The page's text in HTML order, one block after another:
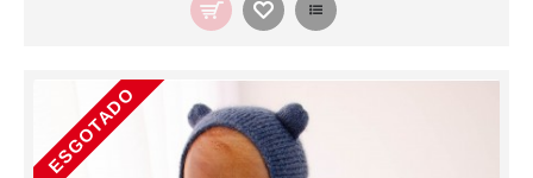
ESGOTADO